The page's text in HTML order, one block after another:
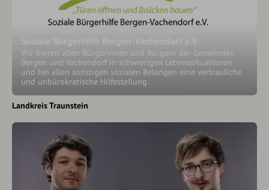
Wir bieten allen Bürgerinnen und Bürgern der Gemeinden
Bergen und Vachendorf in schwierigen Lebenssituationen
und bei allen sonstigen sozialen Belangen eine vertrauliche
und unbürokratische Hilfestellung.
Landkreis Traunstein